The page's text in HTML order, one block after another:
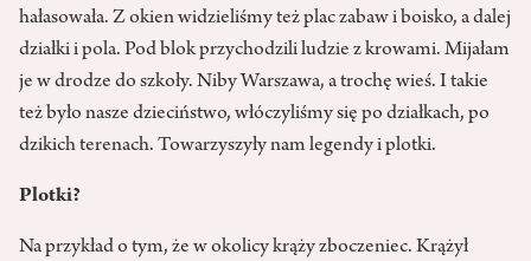
hałasowała. Z okien widzieliśmy też plac zabaw i boisko, a dalej
działki i pola. Pod blok przychodzili ludzie z krowami. Mijałam
je w drodze do szkoły. Niby Warszawa, a trochę wieś. I takie
też było nasze dzieciństwo, włóczyliśmy się po działkach, po
dzikich terenach. Towarzyszyły nam legendy i plotki.
Plotki?
Na przykład o tym, że w okolicy krąży zboczeniec. Krążył